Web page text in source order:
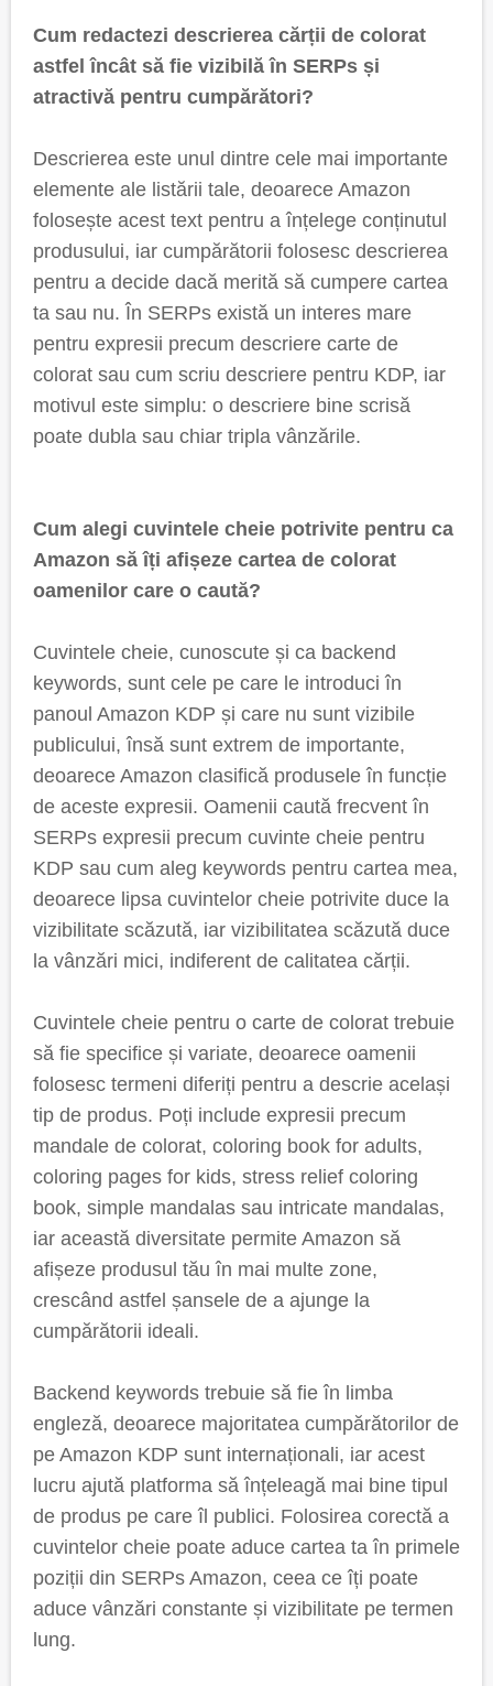
Cum redactezi descrierea cărții de colorat
astfel încât să fie vizibilă în SERPs și
atractivă pentru cumpărători?
Descrierea este unul dintre cele mai importante
elemente ale listării tale, deoarece Amazon
folosește acest text pentru a înțelege conținutul
produsului, iar cumpărătorii folosesc descrierea
pentru a decide dacă merită să cumpere cartea
ta sau nu. În SERPs există un interes mare
pentru expresii precum descriere carte de
colorat sau cum scriu descriere pentru KDP, iar
motivul este simplu: o descriere bine scrisă
poate dubla sau chiar tripla vânzările.
Cum alegi cuvintele cheie potrivite pentru ca
Amazon să îți afișeze cartea de colorat
oamenilor care o caută?
Cuvintele cheie, cunoscute și ca backend
keywords, sunt cele pe care le introduci în
panoul Amazon KDP și care nu sunt vizibile
publicului, însă sunt extrem de importante,
deoarece Amazon clasifică produsele în funcție
de aceste expresii. Oamenii caută frecvent în
SERPs expresii precum cuvinte cheie pentru
KDP sau cum aleg keywords pentru cartea mea,
deoarece lipsa cuvintelor cheie potrivite duce la
vizibilitate scăzută, iar vizibilitatea scăzută duce
la vânzări mici, indiferent de calitatea cărții.
Cuvintele cheie pentru o carte de colorat trebuie
să fie specifice și variate, deoarece oamenii
folosesc termeni diferiți pentru a descrie același
tip de produs. Poți include expresii precum
mandale de colorat, coloring book for adults,
coloring pages for kids, stress relief coloring
book, simple mandalas sau intricate mandalas,
iar această diversitate permite Amazon să
afișeze produsul tău în mai multe zone,
crescând astfel șansele de a ajunge la
cumpărătorii ideali.
Backend keywords trebuie să fie în limba
engleză, deoarece majoritatea cumpărătorilor de
pe Amazon KDP sunt internaționali, iar acest
lucru ajută platforma să înțeleagă mai bine tipul
de produs pe care îl publici. Folosirea corectă a
cuvintelor cheie poate aduce cartea ta în primele
poziții din SERPs Amazon, ceea ce îți poate
aduce vânzări constante și vizibilitate pe termen
lung.